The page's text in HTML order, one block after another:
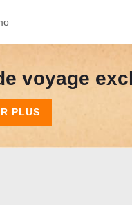
voyage
PLUS